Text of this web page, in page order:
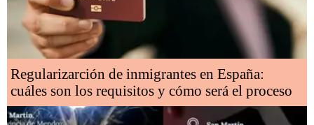
Regularizarción de inmigrantes en España:
cuáles son los requisitos y cómo será el proceso